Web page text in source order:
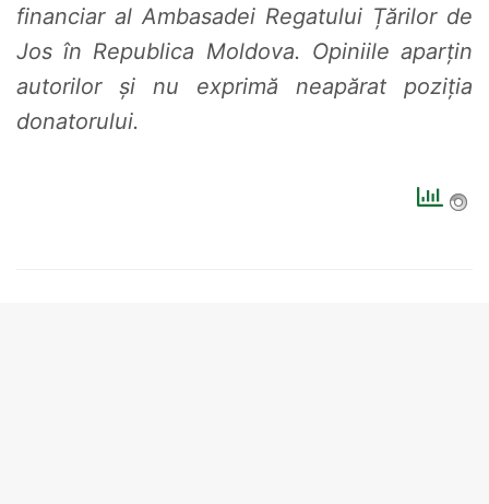
financiar al Ambasadei Regatului Țărilor de
Jos în Republica Moldova. Opiniile aparțin
autorilor și nu exprimă neapărat poziția
donatorului.